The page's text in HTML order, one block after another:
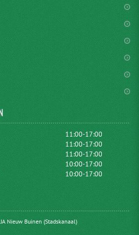
11:00-17:00
11:00-17:00
11:00-17:00
10:00-17:00
10:00-17:00
Nieuw Buinen (Stadskanaal)